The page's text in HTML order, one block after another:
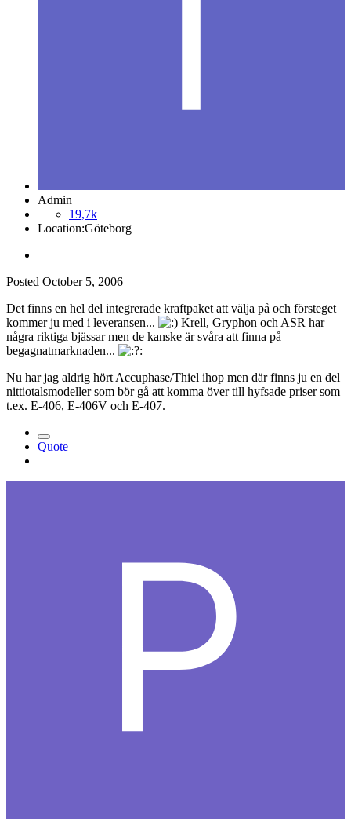
Admin
19,7k
Location:Göteborg
Posted October 5, 2006
Det finns en hel del integrerade kraftpaket att välja på och försteget
kommer ju med i leveransen...
Krell, Gryphon och ASR har
några riktiga bjässar men de kanske är svåra att finna på
begagnatmarknaden...
Nu har jag aldrig hört Accuphase/Thiel ihop men där finns ju en del
nittiotalsmodeller som bör gå att komma över till hyfsade priser som
t.ex. E-406, E-406V och E-407.
Quote